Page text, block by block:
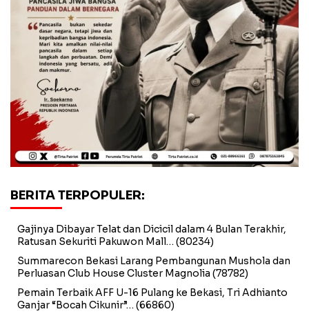
BERITA TERPOPULER:
Gajinya Dibayar Telat dan Dicicil dalam 4 Bulan Terakhir,
Ratusan Sekuriti Pakuwon Mall… (80234)
Summarecon Bekasi Larang Pembangunan Mushola dan
Perluasan Club House Cluster Magnolia (78782)
Pemain Terbaik AFF U-16 Pulang ke Bekasi, Tri Adhianto
Ganjar “Bocah Cikunir”… (66860)